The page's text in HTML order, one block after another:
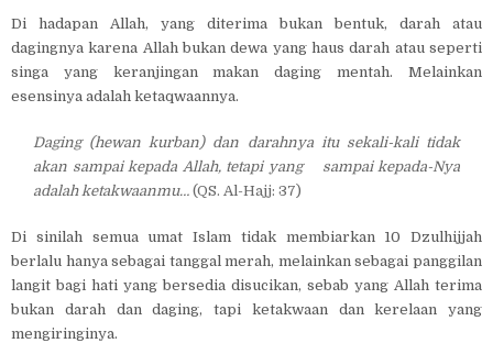
Di hadapan Allah, yang diterima bukan bentuk, darah atau
dagingnya karena Allah bukan dewa yang haus darah atau seperti
singa yang keranjingan makan daging mentah. Melainkan
esensinya adalah ketaqwaannya.
Daging (hewan kurban) dan darahnya itu sekali-kali tidak
akan sampai kepada Allah, tetapi yang
sampai kepada-Nya
adalah ketakwaanmu… (QS. Al-Hajj: 37)
Di sinilah semua umat Islam tidak membiarkan 10 Dzulhijjah
berlalu hanya sebagai tanggal merah, melainkan sebagai panggilan
langit bagi hati yang bersedia disucikan, sebab yang Allah terima
bukan darah dan daging, tapi ketakwaan dan kerelaan yang
mengiringinya.